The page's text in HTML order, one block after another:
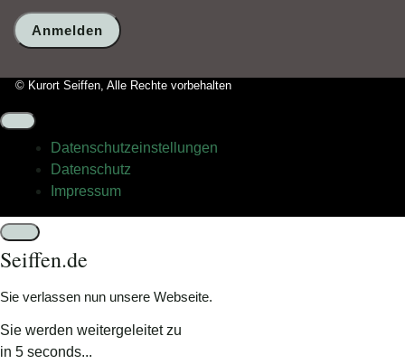
Dann
wählen
Sie
den
© Kurort Seiffen, Alle Rechte vorbehalten
Datenschutz­einstellungen
Datenschutz
Impressum
Schließen
Seiffen.de
Sie verlassen nun unsere Webseite.
Sie werden weitergeleitet zu
in 5 seconds...